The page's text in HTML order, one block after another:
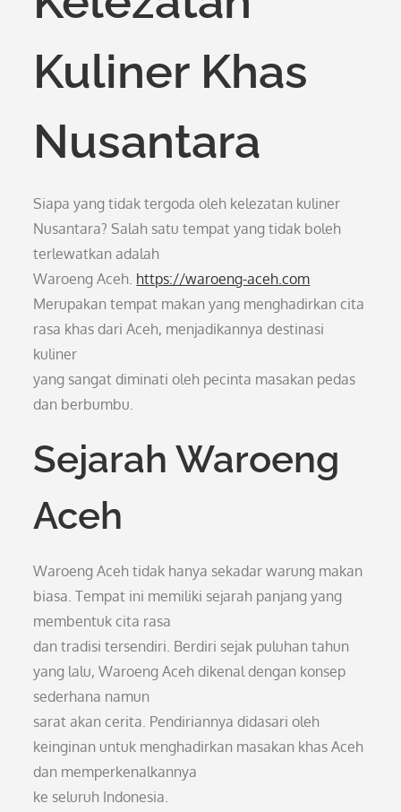
Kuliner Khas
Nusantara
Siapa yang tidak tergoda oleh kelezatan kuliner
Nusantara? Salah satu tempat yang tidak boleh
terlewatkan adalah
Waroeng Aceh. https://waroeng-aceh.com
Merupakan tempat makan yang menghadirkan cita
rasa khas dari Aceh, menjadikannya destinasi
kuliner
yang sangat diminati oleh pecinta masakan pedas
dan berbumbu.
Sejarah Waroeng
Aceh
Waroeng Aceh tidak hanya sekadar warung makan
biasa. Tempat ini memiliki sejarah panjang yang
membentuk cita rasa
dan tradisi tersendiri. Berdiri sejak puluhan tahun
yang lalu, Waroeng Aceh dikenal dengan konsep
sederhana namun
sarat akan cerita. Pendiriannya didasari oleh
keinginan untuk menghadirkan masakan khas Aceh
dan memperkenalkannya
ke seluruh Indonesia.